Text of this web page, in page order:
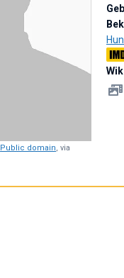
Public domain, via